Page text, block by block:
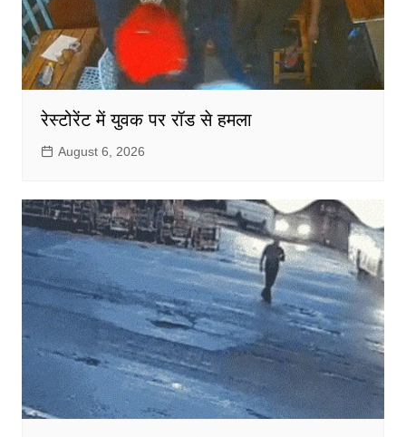
रेस्टोरेंट में युवक पर रॉड से हमला
August 6, 2026